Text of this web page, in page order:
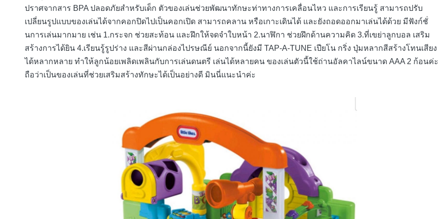
ปราศจากสาร BPA ปลอดภัยสำหรับเด็ก ตัวของเล่นช่วยพัฒนาทักษะท่าทางการเคลื่อนไหว และการเรียนรู้ สามารถปรับ
เปลี่ยนรูปแบบของเล่นได้จากคอกปิดไปเป็นคอกเปิด สามารถคลาน หรือเกาะเดินได้ และยังถอดออกมาเล่นได้ด้วย มีฟังก์ชั่
นการเล่นมากมาย เช่น 1.กระจก ช่วยสะท้อน และฝึกให้จดจำใบหน้า 2.นาฬิกา ช่วยฝึกด้านความคิด 3.ที่เขย่าลูกบอล เสริม
สร้างการได้ยิน 4.เรียนรู้รูปร่าง และสีผ่านกล่องไปรษณีย์ นอกจากนี้ยังมี TAP-A-TUNE เปียโน กริ่ง ปุ่มหลากสีสร้างโทนเสียง
ได้หลากหลาย ทำให้ลูกน้อยเพลิดเพลินกับการเล่นดนตรี เล่นได้หลายคน ของเล่นตัวนี้ใช้ถ่านอัลคาไลน์ขนาด AAA 2 ก้อนค่ะ
ถือว่าเป็นของเล่นที่ช่วยเสริมสร้างทักษะได้เป็นอย่างดี มินนี่แนะนำค่ะ